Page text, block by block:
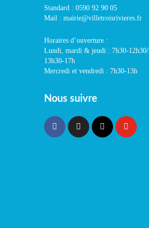
Standard : 0590 92 90 05
Mail : mairie@villetroisrivieres.fr
Horaires d’ouverture :
Lundi, mardi & jeudi : 7h30-12h30/
13h30-17h
Mercredi et vendredi : 7h30-13h
Nous suivre